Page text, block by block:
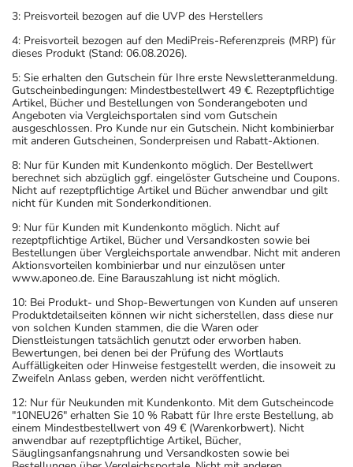
Art der Anwendung?
Nehmen Sie das Arzneimittel mit Flüssigkeit (z.B. 1 Glas
Wasser) ein.
Dauer der Anwendung?
Die Anwendungsdauer richtet sich nach Art der
Beschwerde und/oder Dauer der Erkrankung und wird
Dauer der Anwendung zeitlich nicht begrenzt, das
Arzneimittel kann daher längerfristig angewendet
Überdosierung?
Bei einer Überdosierung kann es zu Schläfrigkeit,
Verwirrtheit und Unruhe kommen. Setzen Sie sich bei
dem Verdacht auf eine Überdosierung umgehend mit
einem Arzt in Verbindung.
Einnahme vergessen?
Setzen Sie die Einnahme zum nächsten vorgeschriebenen
Zeitpunkt ganz normal (also nicht mit der doppelten
Menge) fort.
Generell gilt: Achten Sie vor allem bei Säuglingen,
3: Preisvorteil bezogen auf die UVP des Herstellers
4: Preisvorteil bezogen auf den MediPreis-Referenzpreis (MRP) für
dieses Produkt (Stand: 06.08.2026).
5: Sie erhalten den Gutschein für Ihre erste Newsletteranmeldung.
Gutscheinbedingungen: Mindestbestellwert 49 €. Rezeptpflichtige
Artikel, Bücher und Bestellungen von Sonderangeboten und
Angeboten via Vergleichsportalen sind vom Gutschein
ausgeschlossen. Pro Kunde nur ein Gutschein. Nicht kombinierbar
mit anderen Gutscheinen, Sonderpreisen und Rabatt-Aktionen.
8: Nur für Kunden mit Kundenkonto möglich. Der Bestellwert
berechnet sich abzüglich ggf. eingelöster Gutscheine und Coupons.
Nicht auf rezeptpflichtige Artikel und Bücher anwendbar und gilt
nicht für Kunden mit Sonderkonditionen.
9: Nur für Kunden mit Kundenkonto möglich. Nicht auf
rezeptpflichtige Artikel, Bücher und Versandkosten sowie bei
Bestellungen über Vergleichsportale anwendbar. Nicht mit anderen
Aktionsvorteilen kombinierbar und nur einzulösen unter
www.aponeo.de. Eine Barauszahlung ist nicht möglich.
10: Bei Produkt- und Shop-Bewertungen von Kunden auf unseren
Produktdetailseiten können wir nicht sicherstellen, dass diese nur
von solchen Kunden stammen, die die Waren oder
Dienstleistungen tatsächlich genutzt oder erworben haben.
Bewertungen, bei denen bei der Prüfung des Wortlauts
Auffälligkeiten oder Hinweise festgestellt werden, die insoweit zu
Zweifeln Anlass geben, werden nicht veröffentlicht.
12: Nur für Neukunden mit Kundenkonto. Mit dem Gutscheincode
"10NEU26" erhalten Sie 10 % Rabatt für Ihre erste Bestellung, ab
einem Mindestbestellwert von 49 € (Warenkorbwert). Nicht
anwendbar auf rezeptpflichtige Artikel, Bücher,
Säuglingsanfangsnahrung und Versandkosten sowie bei